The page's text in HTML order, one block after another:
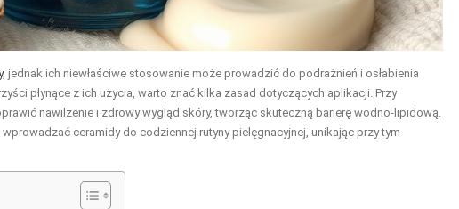
, jednak ich niewłaściwe stosowanie może prowadzić do podrażnień i osłabienia
płynące z ich użycia, warto znać kilka zasad dotyczących aplikacji. Przy
nawilżenie i zdrowy wygląd skóry, tworząc skuteczną barierę wodno-lipidową.
ceramidy do codziennej rutyny pielęgnacyjnej, unikając przy tym